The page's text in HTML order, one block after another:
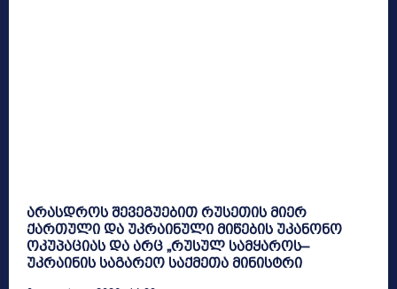
არასდროს შევეგუებით რუსეთის მიერ
ქართული და უკრაინული მიწების უკანონო
ოკუპაციას და არც „რუსულ სამყაროს–
უკრაინის საგარეო საქმეთა მინისტრი